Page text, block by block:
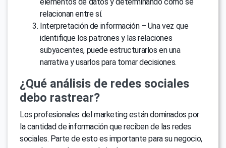
elementos de datos y determinando cómo se
relacionan entre sí.
Interpretación de información – Una vez que
identifique los patrones y las relaciones
subyacentes, puede estructurarlos en una
narrativa y usarlos para tomar decisiones.
¿Qué análisis de redes sociales
debo rastrear?
Los profesionales del marketing están dominados por
la cantidad de información que reciben de las redes
sociales. Parte de esto es importante para su negocio,